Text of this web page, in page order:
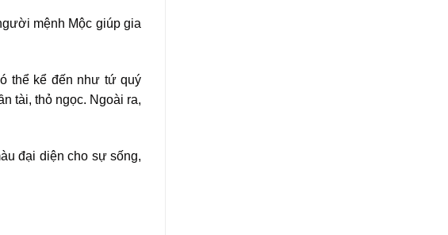
mệnh Mộc giúp gia
thể kể đến như tứ quý
tài, thỏ ngọc. Ngoài ra,
đại diện cho sự sống,